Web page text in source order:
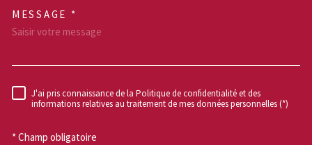
MESSAGE *
RÈGLEMENTATION
J'ai pris connaissance de la Politique de confidentialité et des
informations relatives au traitement de mes données personnelles (*)
* Champ obligatoire